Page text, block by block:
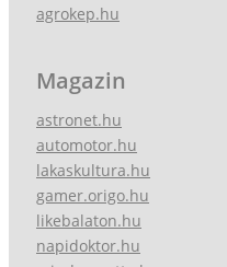
agrokep.hu
Magazin
astronet.hu
automotor.hu
lakaskultura.hu
gamer.origo.hu
likebalaton.hu
napidoktor.hu